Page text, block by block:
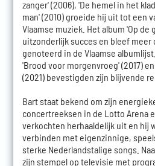
zanger' (2006), 'De hemel in het
man' (2010) groeide hij uit tot een
Vlaamse muziek. Het album 'Op de
uitzonderlijk succes en bleef meer
genoteerd in de Vlaamse
'Brood voor morgenvroeg' (2017)
(2021) bevestigden zijn blijvende
Bart staat bekend om zijn
concertreeksen in de Lotto Arena
verkochten herhaaldelijk uit en hij
verbinden met eigenzinnige,
sterke Nederlandstalige songs.
zijn stempel op televisie met